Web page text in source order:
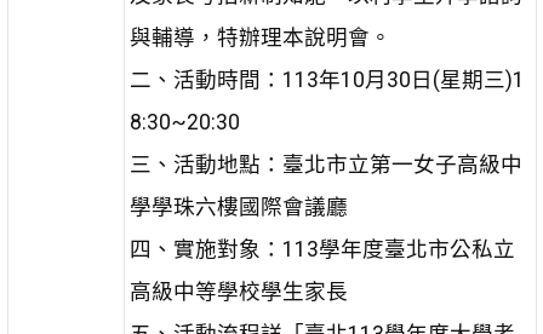
與輔導，特辦理本說明會。
二、活動時間：113年10月30日(星期三)1
8:30~20:30
三、活動地點：臺北市立第一女子高級中
學學珠六樓國際會議廳
四、實施對象：113學年度臺北市公私立
高級中等學校學生家長